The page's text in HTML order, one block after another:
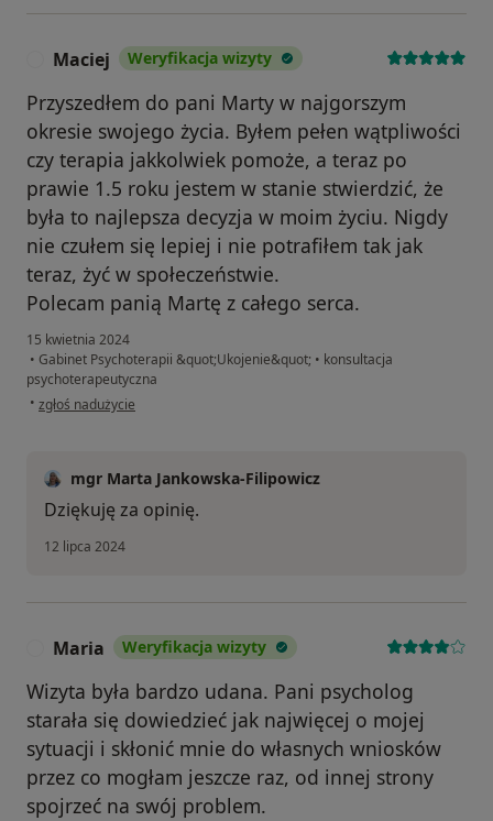
Maciej Weryfikacja wizyty
Przyszedłem do pani Marty w najgorszym
okresie swojego życia. Byłem pełen wątpliwości
czy terapia jakkolwiek pomoże, a teraz po
prawie 1.5 roku jestem w stanie stwierdzić, że
była to najlepsza decyzja w moim życiu. Nigdy
nie czułem się lepiej i nie potrafiłem tak jak
teraz, żyć w społeczeństwie.
Polecam panią Martę z całego serca.
15 kwietnia 2024
• Gabinet Psychoterapii &quot;Ukojenie&quot; • konsultacja
psychoterapeutyczna
• w opinii użytkownika Maciej
zgłoś nadużycie
mgr Marta Jankowska-Filipowicz
Dziękuję za opinię.
12 lipca 2024
Maria Weryfikacja wizyty
Wizyta była bardzo udana. Pani psycholog
starała się dowiedzieć jak najwięcej o mojej
sytuacji i skłonić mnie do własnych wniosków
przez co mogłam jeszcze raz, od innej strony
spojrzeć na swój problem.